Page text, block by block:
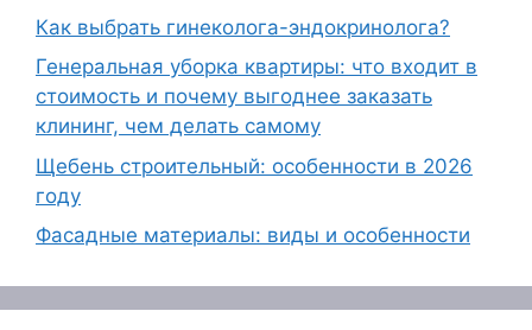
Как выбрать гинеколога-эндокринолога?
Генеральная уборка квартиры: что входит в
стоимость и почему выгоднее заказать
клининг, чем делать самому
Щебень строительный: особенности в 2026
году
Фасадные материалы: виды и особенности